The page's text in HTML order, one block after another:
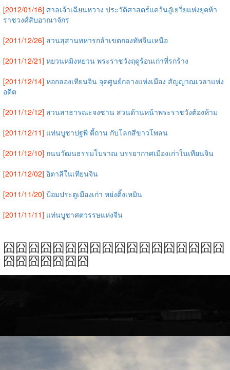
[2012/01/16] ศาลเจ้าเฉียนหวาง ประวัติศาสตร์แคว้นอู๋เยวี่ยแห่งยุคห้า
ราชวงศ์สิบอาณาจักร
[2011/12/26] สวนสุสานทหารกล้าเขตกองทัพจีนเหนือ
[2011/12/21] หยวนหมิงหยวน พระราชวังฤดูร้อนเก่าที่รกร้าง
[2011/12/14] หอกลองเทียนจิน จุดศูนย์กลางแห่งเมือง สัญญาณเวลาแห่ง
อดีต
[2011/12/12] สวนสาธารณะจงซาน สวนด้านหน้าพระราชวังต้องห้าม
[2011/12/11] แท่นบูชาปฐพี ตี้ถาน กับโลกสีขาวโพลน
[2011/12/10] ถนนวัฒนธรรมโบราณ บรรยากาศเมืองเก่าในเทียนจิน
[2011/12/02] อิตาลีในเทียนจิน
[2011/11/20] ป้อมประตูเมืองเก่า หย่งติ้งเหมิน
[2011/11/11] แท่นบูชาศตวรรษแห่งจีน
囧囧囧囧囧囧囧囧囧囧囧囧囧囧囧囧囧囧
囧囧囧囧囧囧囧